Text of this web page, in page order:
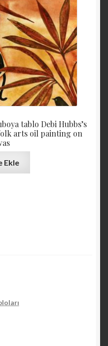
tablo Debi Hubbs’s
arts oil painting on
Ekle